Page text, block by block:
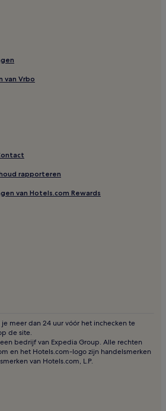
van Vrbo
rapporteren
van Hotels.com Rewards
meer dan 24 uur vóór het inchecken te
de site.
bedrijf van Expedia Group. Alle rechten
en het Hotels.com-logo zijn handelsmerken
van Hotels.com, L.P.